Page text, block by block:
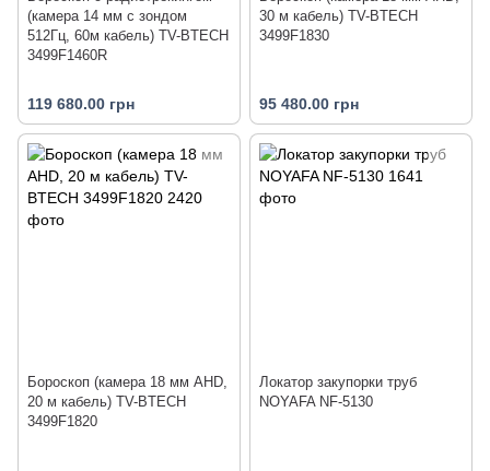
(камера 14 мм с зондом
512Гц, 60м кабель) TV-BTECH
3499F1460R
119 680.00 грн
30 м кабель) TV-BTECH
3499F1830
95 480.00 грн
Бороскоп (камера 18 мм AHD,
20 м кабель) TV-BTECH
3499F1820
Локатор закупорки труб
NOYAFA NF-5130